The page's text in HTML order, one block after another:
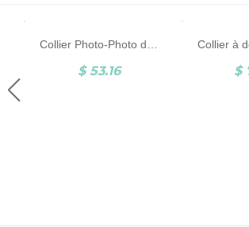
$ 53.16 $